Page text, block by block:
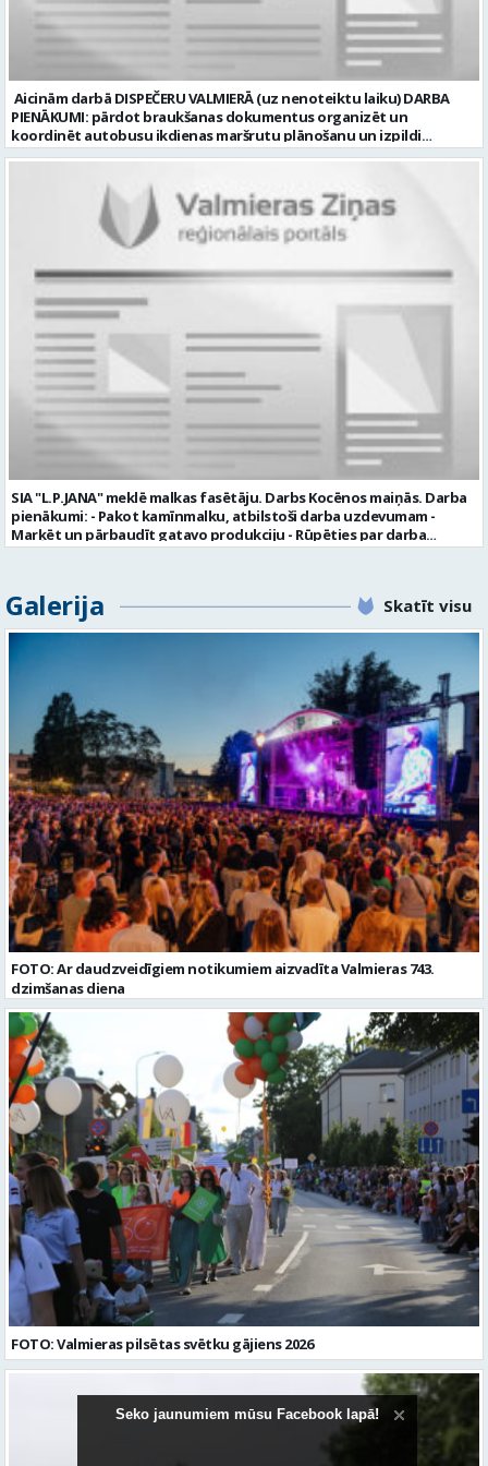
amats uz nenoteiktu laiku Aktuāla līdz: 2026-08-20 Kontaktpersona:
CV lūdzam sūtīt uz e-pastu: vbrugis@inbox.lv
Aicinām darbā DISPEČERU VALMIERĀ (uz nenoteiktu laiku) DARBA
PIENĀKUMI: pārdot braukšanas dokumentus organizēt un
koordinēt autobusu ikdienas maršrutu plānošanu un izpildi
nodrošināt autobusu vadītāju dienas darba uzdevumu
profesionālā izglītība augsta atbildības sajūta, precizitāte un labas
komunikācijas spējas labas iemaņas darbā ar datoru un
elektronisko kases aparātu UZŅĒMUMS PIEDĀVĀ: darbu stabilā
uzņēmumā darba laiku: maiņu grafiks (1. dežūra no plkst. 05.20 līdz
plkst. 16.20 un 2.dežūra no plkst. 12.50-21.00) darba samaksu sākot no
1100 līdz 1250 EUR (pirms nodokļu nomaksas) pilnas sociālās
garantijas veselības apdrošināšanas iespējas dinamisku un
profesionālu darba vidi apmācību pirms darba pienākumu
uzsākšanas CV ar norādi vakancei „dispečers Valmierā” iesniegt līdz
2026. gada 21. augustam (ieskaitot): sūtot elektroniski uz info@vtu-
valmiera.lv personīgi SIA „VTU Valmiera”, Reģ.nr. 40003004220,
„Brandeļi”, Brandeļi, Kocēnu pagasts, Valmieras novads, personāla
daļā darba dienās no plkst. 13:00 līdz 16:00. 2 nedēļu laikā pēc
konkursa termiņa beigām sazināsimies ar pretendentiem, kuri tiks
aicināti uz tikšanos klātienē. Informācijai: 29231565 * Iesniegtos
personas datus SIA “VTU VALMIERA” izmantos, lai konkursa kārtībā
viņa personas dati tiktu saglabāti SIA “VTU VALMIERA” iekšējā datu
bāzē ar mērķi tos apstrādāt citos SIA “VTU VALMIERA” personāla
atlases konkursos, tad pieteikumā vakancei lūdzam kandidātam
Valmiera, Valmieras nov. Darba laika veids: Summētais darba laiks
Darba veids: Darbinieka amats uz nenoteiktu laiku Slodze: Viena
vesela slodze Darbības joma: Pakalpojumi Pieteikto vietu skaits: 1
Līgums: Darbinieka amats uz nenoteiktu laiku Aktuāla līdz: 2026-08-
21 Kontaktpersona: CV ar norādi vakancei lūdzu sūtīt uz e-pastu
info@vtu-valmiera.lv vai iesniegt personīgi Izglītības līmenis:
Vispārējā vidējā izglītība
SIA "L.P.JANA" meklē malkas fasētāju. Darbs Kocēnos maiņās. Darba
pienākumi: - Pakot kamīnmalku, atbilstoši darba uzdevumam -
Marķēt un pārbaudīt gatavo produkciju - Rūpēties par darba
padarītā) - Vienmēr laikā izmaksātu algu - Profesionālus un
atbalstošus kolēģus Lūgums CV sūtīt uz e- pastu:
SAIŅOŠANAS OPERATORS Algas izmaksas veids: Laika darba alga
Darba vietas adrese: LATVIJA, Gravas iela 2, Kocēni, Kocēnu pag.,
Valmieras nov. Slodze: Viena vesela slodze Darbības joma: Ražošana
Pieteikto vietu skaits: 2 Aktuāla līdz: 2027-09-07 Darba sākšanas
datums: 2026-08-17 Kontaktpersona: Davids Pavlovs
Galerija Skatīt visu
FOTO: Ar daudzveidīgiem notikumiem aizvadīta Valmieras 743.
dzimšanas diena
FOTO: Valmieras pilsētas svētku gājiens 2026
Seko jaunumiem mūsu Facebook lapā!